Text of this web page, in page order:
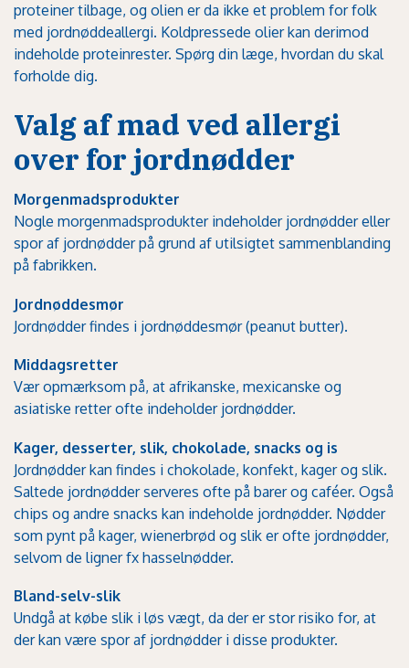
proteiner tilbage, og olien er da ikke et problem for folk
med jordnøddeallergi. Koldpressede olier kan derimod
indeholde proteinrester. Spørg din læge, hvordan du skal
forholde dig.
Valg af mad ved allergi
over for jordnødder
Morgenmadsprodukter
Nogle morgenmadsprodukter indeholder jordnødder eller
spor af jordnødder på grund af utilsigtet sammenblanding
på fabrikken.
Jordnøddesmør
Jordnødder findes i jordnøddesmør (peanut butter).
Middagsretter
Vær opmærksom på, at afrikanske, mexicanske og
asiatiske retter ofte indeholder jordnødder.
Kager, desserter, slik, chokolade, snacks og is
Jordnødder kan findes i chokolade, konfekt, kager og slik.
Saltede jordnødder serveres ofte på barer og caféer. Også
chips og andre snacks kan indeholde jordnødder. Nødder
som pynt på kager, wienerbrød og slik er ofte jordnødder,
selvom de ligner fx hasselnødder.
Bland-selv-slik
Undgå at købe slik i løs vægt, da der er stor risiko for, at
der kan være spor af jordnødder i disse produkter.